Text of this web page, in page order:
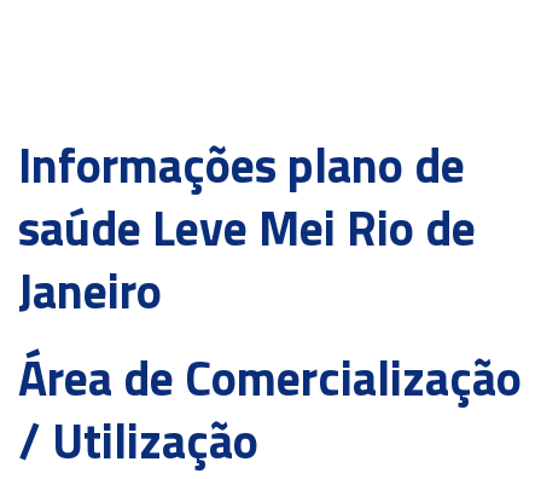
Informações plano de
saúde Leve Mei Rio de
Janeiro
Área de Comercialização
/ Utilização